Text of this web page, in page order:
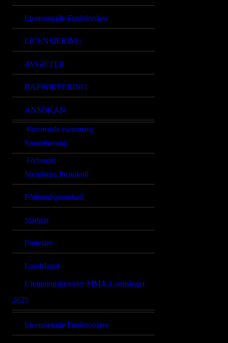
Licensierade Funktionärer
LICENSIERING
AVGIFTER
RAPPORTERING
ANSÖKAN
Kommande evenemang
Smoothcomp
Förbundet
Styrelsens Protokoll
Förbundsprotokoll
Stadgar
Protester
Landslaget
Uttagningskriterier MMA-Landslaget
2025
Licensierade Funktionärer